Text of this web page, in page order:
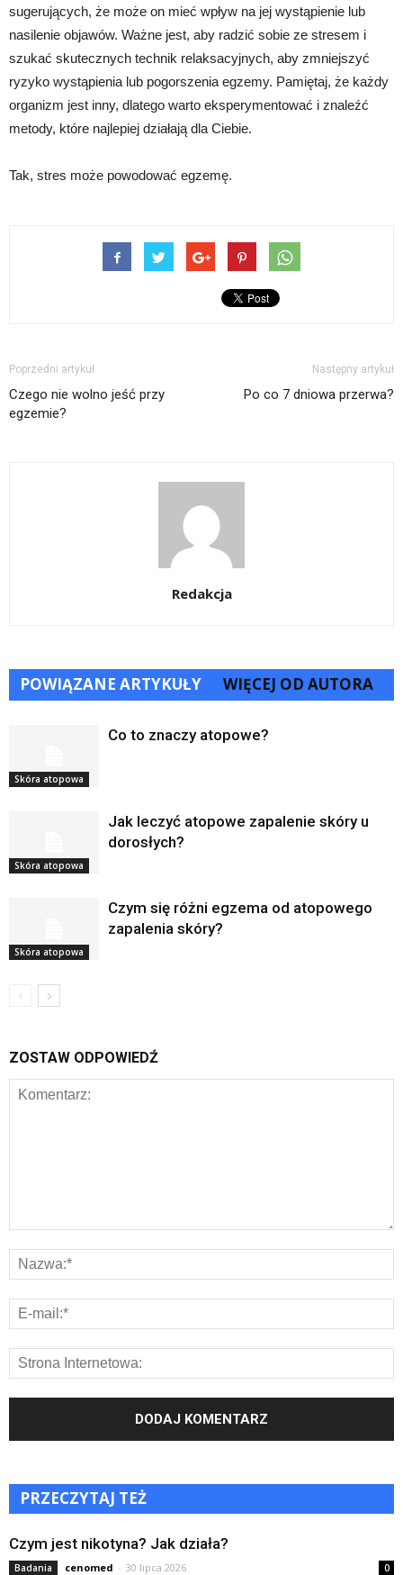
sugerujących, że może on mieć wpływ na jej wystąpienie lub
nasilenie objawów. Ważne jest, aby radzić sobie ze stresem i
szukać skutecznych technik relaksacyjnych, aby zmniejszyć
ryzyko wystąpienia lub pogorszenia egzemy. Pamiętaj, że każdy
organizm jest inny, dlatego warto eksperymentować i znaleźć
metody, które najlepiej działają dla Ciebie.
Tak, stres może powodować egzemę.
Poprzedni artykuł
Czego nie wolno jeść przy
egzemie?
Następny artykuł
Po co 7 dniowa przerwa?
Redakcja
POWIĄZANE ARTYKUŁY WIĘCEJ OD AUTORA
Skóra atopowa
Co to znaczy atopowe?
Skóra atopowa
Jak leczyć atopowe zapalenie skóry u
dorosłych?
Skóra atopowa
Czym się różni egzema od atopowego
zapalenia skóry?
ZOSTAW ODPOWIEDŹ
PRZECZYTAJ TEŻ
Czym jest nikotyna? Jak działa?
Badania cenomed - 30 lipca 2026 0